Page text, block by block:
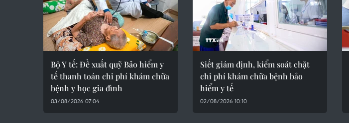
Bộ Y tế: Đề xuất quỹ Bảo hiểm y
tế thanh toán chi phí khám chữa
bệnh y học gia đình
03/08/2026 07:04
Siết giám định, kiểm soát chặt
chi phí khám chữa bệnh bảo
hiểm y tế
02/08/2026 10:10